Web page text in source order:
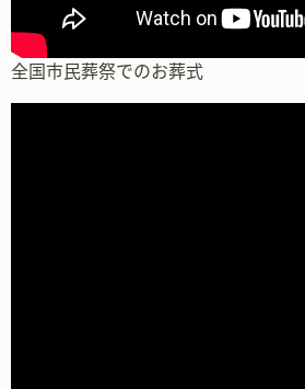
全国市民葬祭でのお葬式